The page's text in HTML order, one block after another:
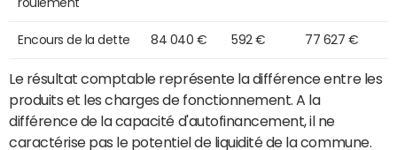
Encours de la dette 84 040 € 592 € 77 627 €
Le résultat comptable représente la différence entre les
produits et les charges de fonctionnement. A la
différence de la capacité d'autofinancement, il ne
caractérise pas le potentiel de liquidité de la commune.